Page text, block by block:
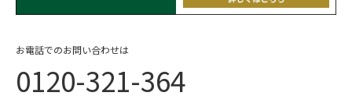
お電話でのお問い合わせは
0120-321-364